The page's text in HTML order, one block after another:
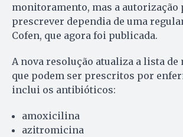
monitoramento, mas a autorização
prescrever dependia de uma
Cofen, que agora foi publicada.
A nova resolução atualiza a lista de
que podem ser prescritos por
inclui os antibióticos:
amoxicilina
azitromicina